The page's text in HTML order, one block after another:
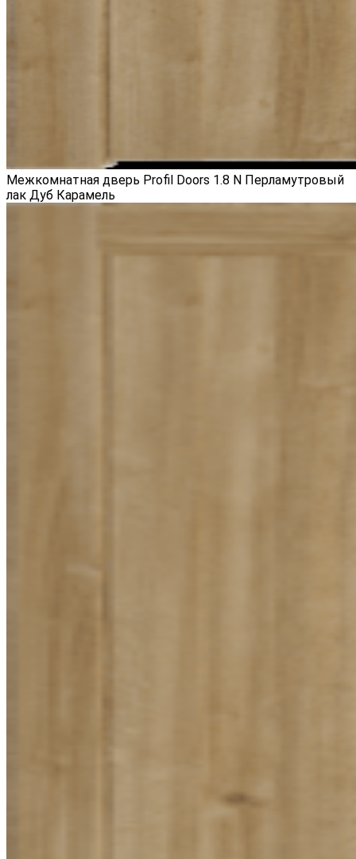
Межкомнатная дверь Profil Doors 1.8 N Перламутровый
лак Дуб Карамель